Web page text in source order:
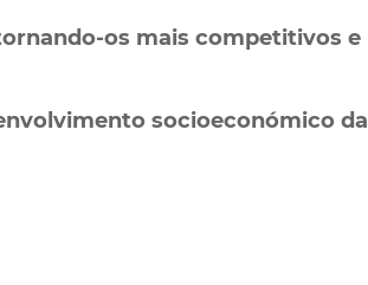
os mais competitivos e
socioeconómico da